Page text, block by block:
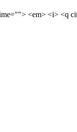
<em> <i> <q